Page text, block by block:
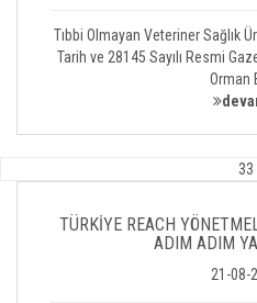
Tıbbi Olmayan Veteriner Sağlık
Tarih ve 28145 Sayılı Resmi
Orman
33
TÜRKİYE REACH
ADIM ADIM
21-08-